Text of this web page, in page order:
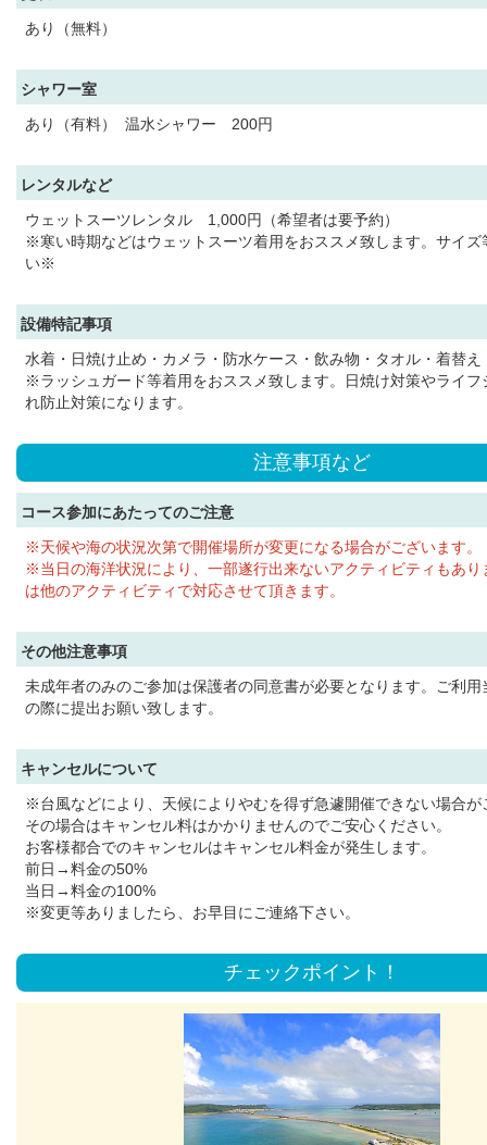
あり（無料）
シャワー室
あり（有料） 温水シャワー 200円
レンタルなど
ウェットスーツレンタル 1,000円（希望者は要予約）
※寒い時期などはウェットスーツ着用をおススメ致します。サイズ
い※
設備特記事項
水着・日焼け止め・カメラ・防水ケース・飲み物・タオル・着替え
※ラッシュガード等着用をおススメ致します。日焼け対策やライフ
れ防止対策になります。
注意事項など
コース参加にあたってのご注意
※天候や海の状況次第で開催場所が変更になる場合がございます。
※当日の海洋状況により、一部遂行出来ないアクティビティもあり
は他のアクティビティで対応させて頂きます。
その他注意事項
未成年者のみのご参加は保護者の同意書が必要となります。ご利用
の際に提出お願い致します。
キャンセルについて
※台風などにより、天候によりやむを得ず急遽開催できない場合が
その場合はキャンセル料はかかりませんのでご安心ください。
お客様都合でのキャンセルはキャンセル料金が発生します。
前日→料金の50%
当日→料金の100%
※変更等ありましたら、お早目にご連絡下さい。
チェックポイント！